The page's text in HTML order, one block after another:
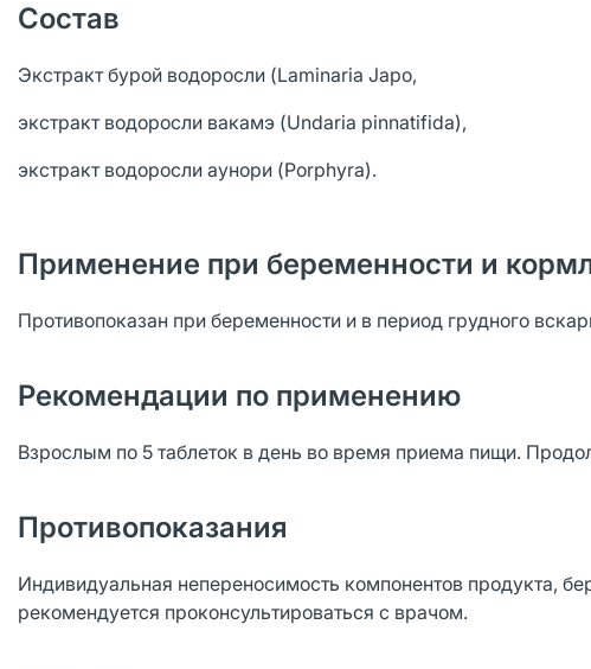
Состав
Экстракт бурой водоросли (Laminaria Japo,
экстракт водоросли вакамэ (Undaria pinnatifida),
экстракт водоросли аунори (Porphyra).
Применение при беременности и
Противопоказан при беременности и в период грудного
Рекомендации по применению
Взрослым по 5 таблеток в день во время приема пищи.
Противопоказания
Индивидуальная непереносимость компонентов продукта,
рекомендуется проконсультироваться с врачом.